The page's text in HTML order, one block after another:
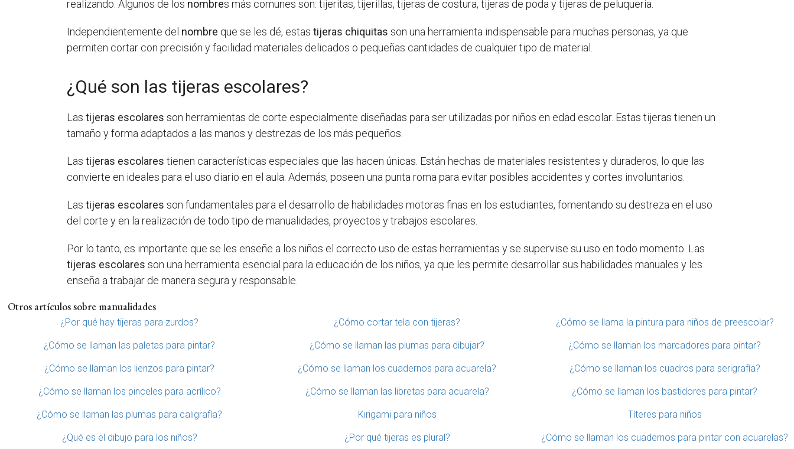
realizando. Algunos de los nombres más comunes son: tijeritas, tijerillas, tijeras de costura, tijeras de poda y tijeras de peluquería.
Independientemente del nombre que se les dé, estastijeras chiquitas son una herramienta indispensable para muchas personas, ya que
permiten cortar con precisión y facilidad materiales delicados o pequeñas cantidades de cualquier tipo de material.
¿Qué son las tijeras escolares?
Lastijeras escolares son herramientas de corte especialmente diseñadas para ser utilizadas por niños en edad escolar. Estas tijeras tienen un
tamaño y forma adaptados a las manos y destrezas de los más pequeños.
Lastijeras escolares tienen características especiales que las hacen únicas. Están hechas de materiales resistentes y duraderos, lo que las
convierte en ideales para el uso diario en el aula. Además, poseen una punta roma para evitar posibles accidentes y cortes involuntarios.
Lastijeras escolares son fundamentales para el desarrollo de habilidades motoras finas en los estudiantes, fomentando su destreza en el uso
del corte y en la realización de todo tipo de manualidades, proyectos y trabajos escolares.
Por lo tanto, es importante que se les enseñe a los niños el correcto uso de estas herramientas y se supervise su uso en todo momento. Las
tijeras escolares son una herramienta esencial para la educación de los niños, ya que les permite desarrollar sus habilidades manuales y les
enseña a trabajar de manera segura y responsable.
Otros artículos sobre manualidades
¿Por qué hay tijeras para zurdos? ¿Cómo cortar tela con tijeras? ¿Cómo se llama la pintura para niños de preescolar?
¿Cómo se llaman las paletas para pintar? ¿Cómo se llaman las plumas para dibujar? ¿Cómo se llaman los marcadores para pintar?
¿Cómo se llaman los lienzos para pintar? ¿Cómo se llaman los cuadernos para acuarela? ¿Cómo se llaman los cuadros para serigrafía?
¿Cómo se llaman los pinceles para acrílico? ¿Cómo se llaman las libretas para acuarela? ¿Cómo se llaman los bastidores para pintar?
¿Cómo se llaman las plumas para caligrafía? Kirigami para niños Títeres para niños
¿Qué es el dibujo para los niños? ¿Por qué tijeras es plural? ¿Cómo se llaman los cuadernos para pintar con acuarelas?